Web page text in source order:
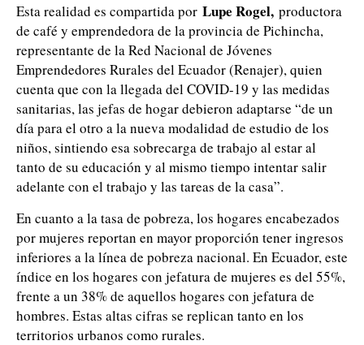
Esta realidad es compartida por Lupe Rogel, productora
de café y emprendedora de la provincia de Pichincha,
representante de la Red Nacional de Jóvenes
Emprendedores Rurales del Ecuador (Renajer), quien
cuenta que con la llegada del COVID-19 y las medidas
sanitarias, las jefas de hogar debieron adaptarse “de un
día para el otro a la nueva modalidad de estudio de los
niños, sintiendo esa sobrecarga de trabajo al estar al
tanto de su educación y al mismo tiempo intentar salir
adelante con el trabajo y las tareas de la casa”.
En cuanto a la tasa de pobreza, los hogares encabezados
por mujeres reportan en mayor proporción tener ingresos
inferiores a la línea de pobreza nacional. En Ecuador, este
índice en los hogares con jefatura de mujeres es del 55%,
frente a un 38% de aquellos hogares con jefatura de
hombres. Estas altas cifras se replican tanto en los
territorios urbanos como rurales.